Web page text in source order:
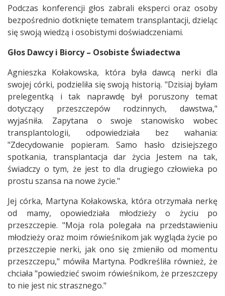
Podczas konferencji głos zabrali eksperci oraz osoby
bezpośrednio dotknięte tematem transplantacji, dzieląc
się swoją wiedzą i osobistymi doświadczeniami.
Głos Dawcy i Biorcy – Osobiste Świadectwa
Agnieszka Kołakowska, która była dawcą nerki dla
swojej córki, podzieliła się swoją historią. "Dzisiaj byłam
prelegentką i tak naprawdę był poruszony temat
dotyczący przeszczepów rodzinnych, dawstwa,"
wyjaśniła. Zapytana o swoje stanowisko wobec
transplantologii, odpowiedziała bez wahania:
"Zdecydowanie popieram. Samo hasło dzisiejszego
spotkania, transplantacja dar życia Jestem na tak,
świadczy o tym, że jest to dla drugiego człowieka po
prostu szansa na nowe życie."
Jej córka, Martyna Kołakowska, która otrzymała nerkę
od mamy, opowiedziała młodzieży o życiu po
przeszczepie. "Moja rola polegała na przedstawieniu
młodzieży oraz moim rówieśnikom jak wygląda życie po
przeszczepie nerki, jak ono się zmieniło od momentu
przeszczepu," mówiła Martyna. Podkreśliła również, że
chciała "powiedzieć swoim rówieśnikom, że przeszczepy
to nie jest nic strasznego."